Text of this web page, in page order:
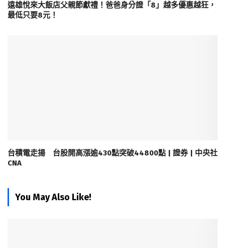
遠雄悅來大飯店父親節獻禮！爸爸身分證「8」越多優惠越狂，
最低只要8元！
台積電走揚 台股開高漲逾430點突破44800點 | 證券 | 中央社
CNA
You May Also Like!